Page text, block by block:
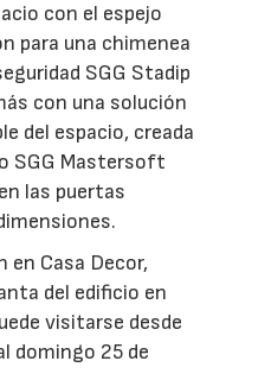
con el espejo
para una chimenea
SGG Stadip
con una solución
del espacio, creada
SGG Mastersoft
las puertas
en Casa Decor,
del edificio en
visitarse desde
domingo 25 de